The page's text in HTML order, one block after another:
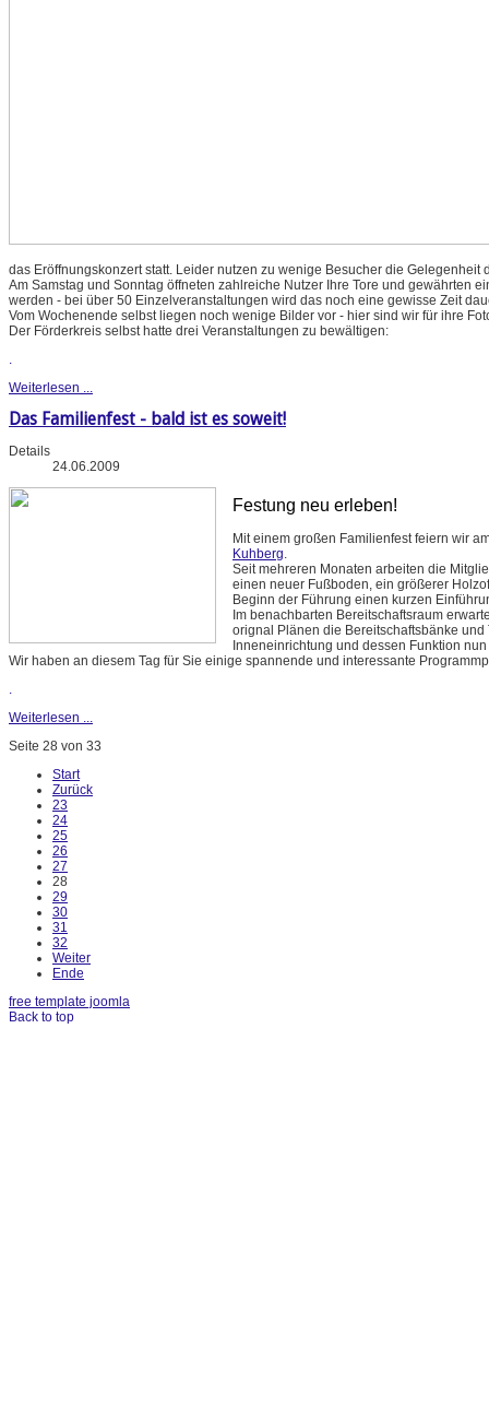
das Eröffnungskonzert statt. Leider nutzen zu wenige Besucher die
Am Samstag und Sonntag öffneten zahlreiche Nutzer Ihre Tore und gewährten
werden - bei über 50 Einzelveranstaltungen wird das noch eine gewisse Zeit
Vom Wochenende selbst liegen noch wenige Bilder vor - hier sind wir für ihre
Der Förderkreis selbst hatte drei Veranstaltungen zu bewältigen:
Weiterlesen ...
Das Familienfest - bald ist es soweit!
Details
24.06.2009
Festung neu erleben!
Mit einem großen Familienfest feiern wir
Kuhberg.
Seit mehreren Monaten arbeiten die
einen neuer Fußboden, ein größerer
Beginn der Führung einen kurzen
Im benachbarten Bereitschaftsraum
orignal Plänen die Bereitschaftsbänke
Inneneinrichtung und dessen Funktion
Wir haben an diesem Tag für Sie einige spannende und interessante
.
Weiterlesen ...
Seite 28 von 33
Start
Zurück
23
24
25
26
27
28
29
30
31
32
Weiter
Ende
free template joomla
Back to top